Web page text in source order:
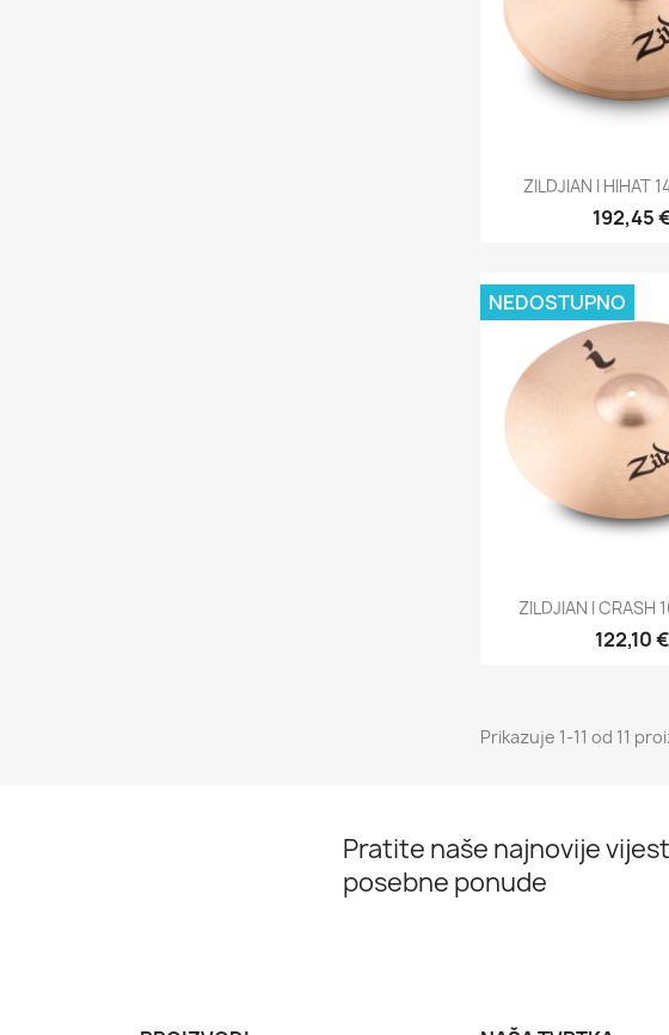
Brzi
ZILDJIAN I HIHAT
192,45
 Brzi
ZILDJIAN I CRASH
122,10 €
NEDOSTUPNO
Prikazuje 1-11 od 11
Pratite naše najnovije
posebne ponude